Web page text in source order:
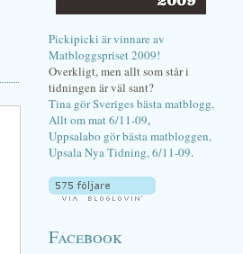
Pickipicki är vinnare av
Matbloggspriset 2009!
Overkligt, men allt som står i
tidningen är väl sant?
Tina gör Sveriges bästa matblogg,
Allt om mat 6/11-09,
Uppsalabo gör bästa matbloggen,
Upsala Nya Tidning, 6/11-09.
Facebook